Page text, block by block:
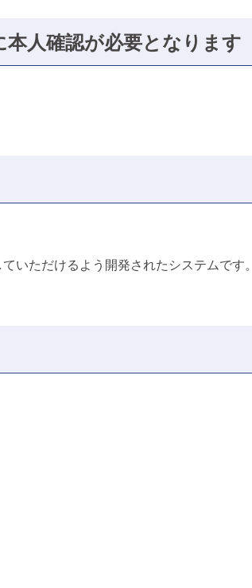
人確認が必要となります
いただけるよう開発されたシステムです。